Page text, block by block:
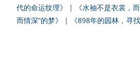
代的命运纹理》
|
《水袖不是衣裳，
而情深”的梦》
| 《898年的园林，寻